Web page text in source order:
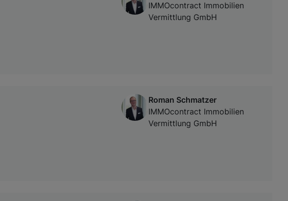
IMMOcontract Immobilien
Vermittlung GmbH
Roman Schmatzer
IMMOcontract Immobilien
Vermittlung GmbH